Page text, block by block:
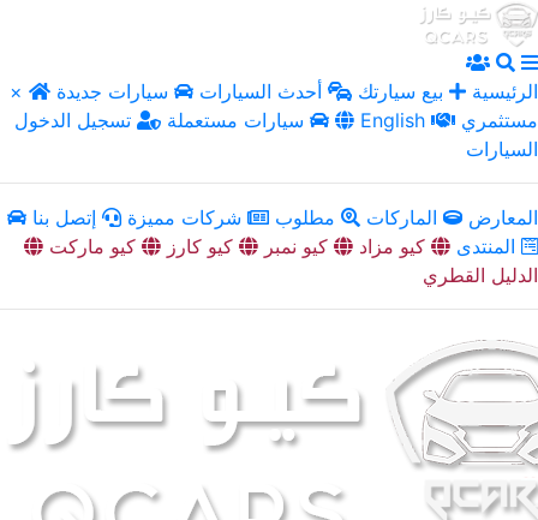
× الرئيسية بيع سيارتك أحدث السيارات
سيارات جديدة
سيارات مستعملة
تسجيل الدخول English
السيارات
المعارض الماركات مطلوب شركات مميزة
إتصل بنا
المنتدى
كيو مزاد كيو نمبر كيو كارز
كيو ماركت
الدليل القطري